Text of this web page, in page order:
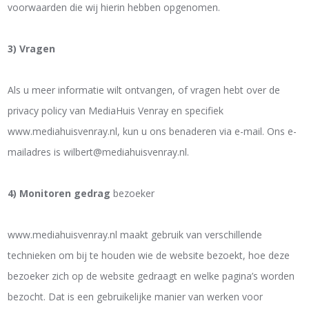
voorwaarden die wij hierin hebben opgenomen.
3) Vragen
Als u meer informatie wilt ontvangen, of vragen hebt over de
privacy policy van MediaHuis Venray en specifiek
www.mediahuisvenray.nl, kun u ons benaderen via e-mail. Ons e-
mailadres is wilbert@mediahuisvenray.nl.
4) Monitoren gedrag bezoeker
www.mediahuisvenray.nl maakt gebruik van verschillende
technieken om bij te houden wie de website bezoekt, hoe deze
bezoeker zich op de website gedraagt en welke pagina’s worden
bezocht. Dat is een gebruikelijke manier van werken voor